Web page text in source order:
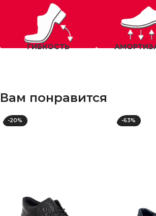
ГИБКОСТЬ
Вам понравится
-20% -63%